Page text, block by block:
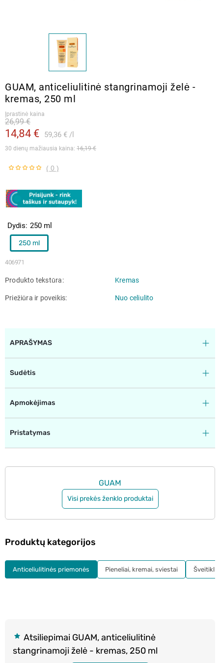
GUAM, anticeliulitinė stangrinamoji želė -
kremas, 250 ml
Įprastinė kaina
14,84 € 59,36 €
26,99 €
30 dienų mažiausia kaina: 16,19 €
( 0 )
406971
Dydis 250 ml
250 ml
Produkto tekstūra Kremas
Priežiūra ir poveikis Nuo celiulito
APRAŠYMAS
Sudėtis
Apmokėjimas
Pristatymas
GUAM
Visi prekės ženklo produktai
Atsiliepimai GUAM, anticeliulitinė
stangrinamoji želė - kremas, 250 ml
Produktų kategorijos
Anticeliulitinės priemonės Pieneliai, kremai, sviestai